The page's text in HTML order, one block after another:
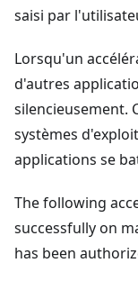
saisi par
Lorsqu'un
d'autres
silencieusement.
systèmes
applications se
The following
successfully on
has been